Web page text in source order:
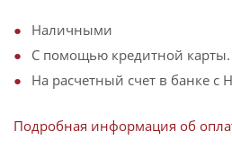
Наличными
С помощью кредитной карты.
На расчетный счет в банке с
Подробная информация об